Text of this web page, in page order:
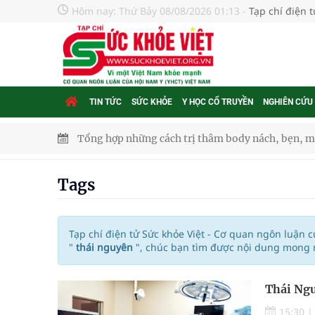
Hôm nay: Thứ Bảy 08/08/2026 01:13 - Tạp chí điện
TIN TỨC SỨC KHỎE Y HỌC CỔ TRUYỀN NGHIÊN CỨU
Tổng hợp những cách trị thâm body nách, bẹn,
Vương Thành Công: Khi việc học bắt đầu từ trải
Chấn chỉnh hoạt động kinh doanh dược liệu
Súp lơ xanh mang đến hy vọng mới trong phòng
Tags
Tạp chí điện tử Sức khỏe Việt - Cơ quan ngôn luận
" thái nguyên ", chúc bạn tìm được nội dung
Thái
15:30 |